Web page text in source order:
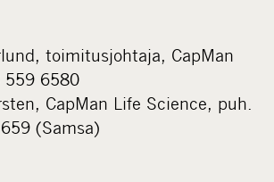
toimitusjohtaja, CapMan
559 6580
CapMan Life Science, puh.
(Samsa)